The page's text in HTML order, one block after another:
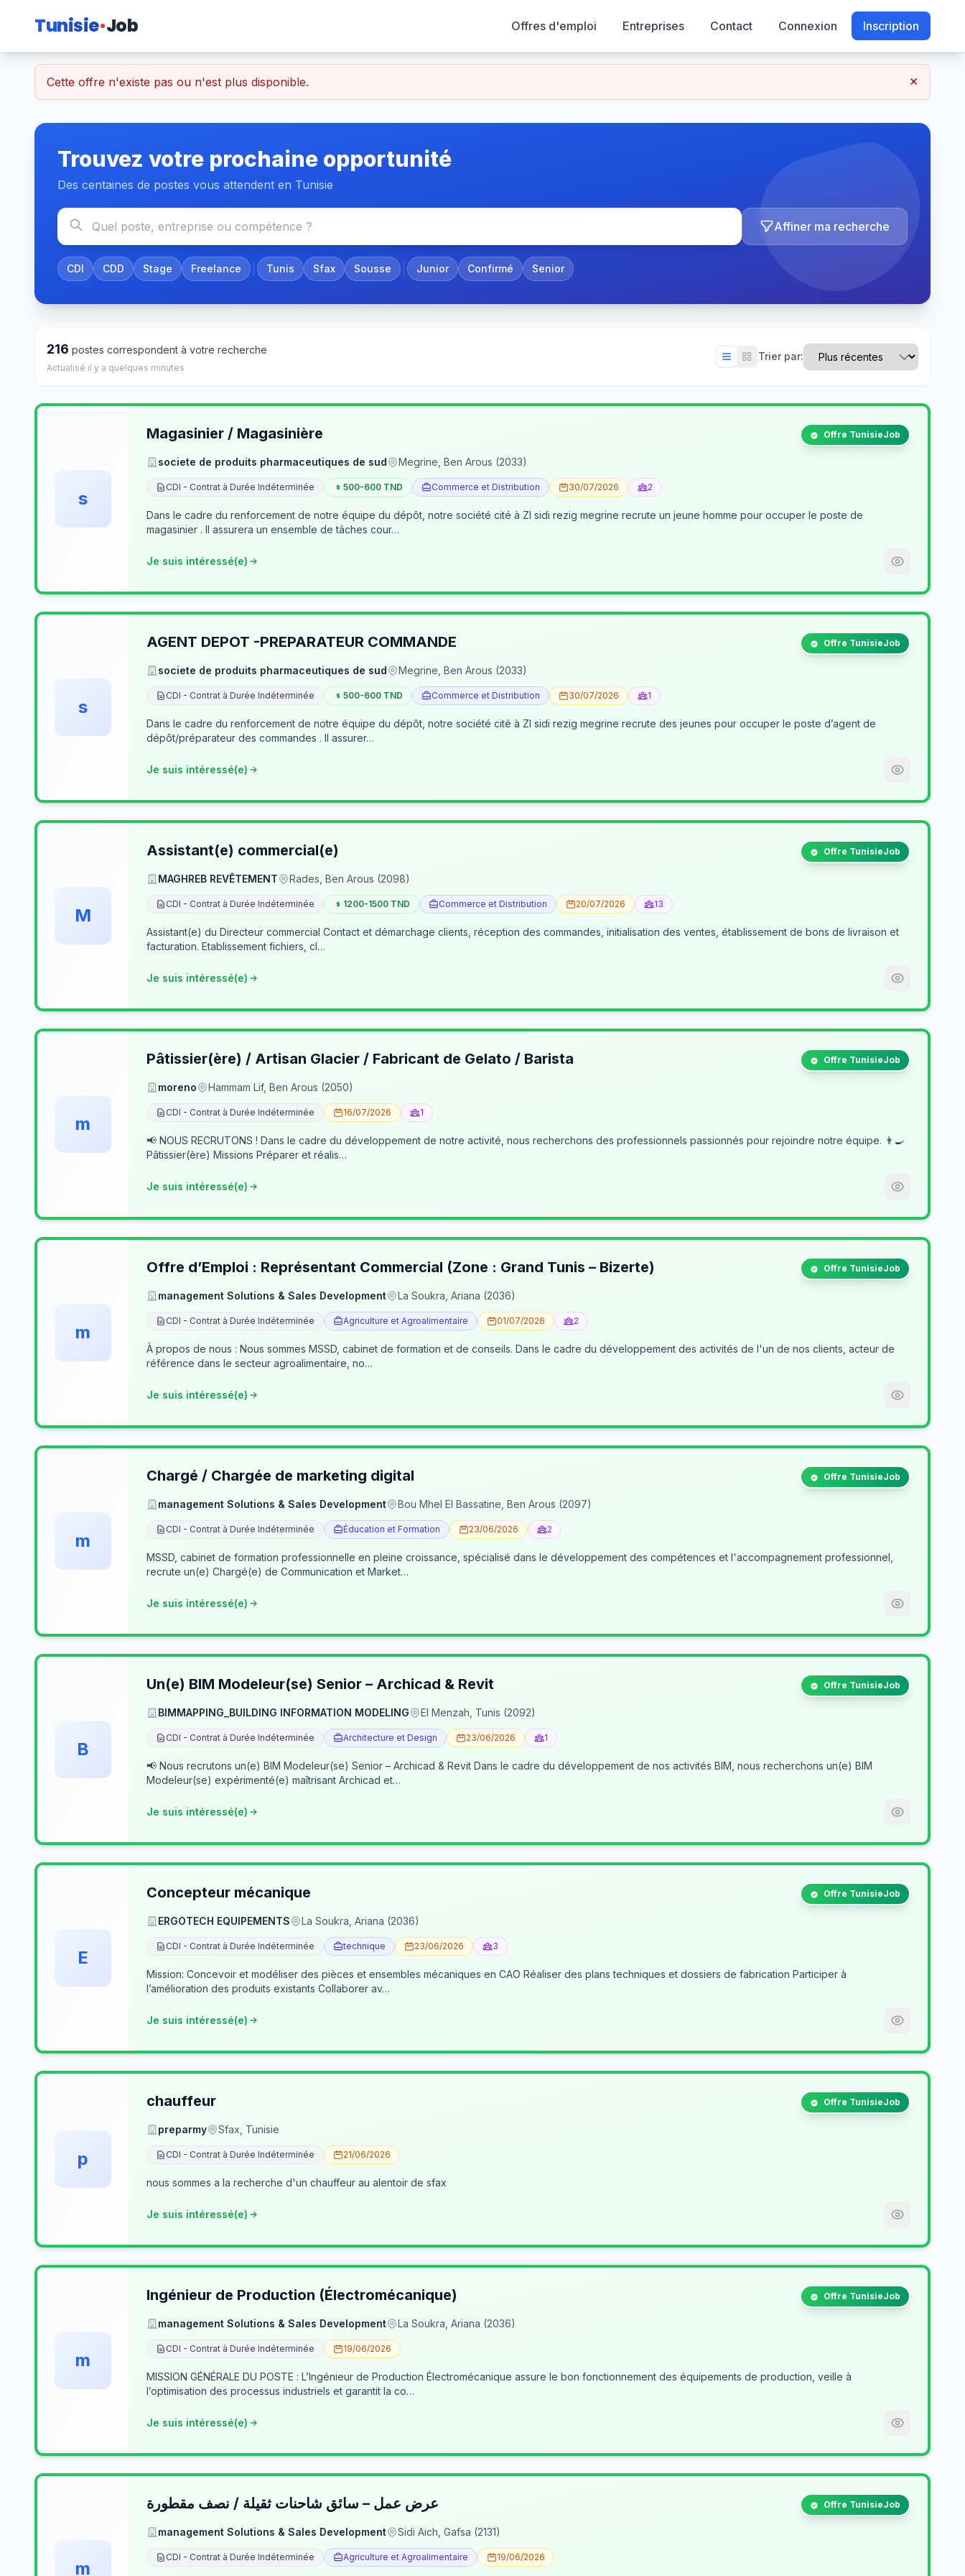
Tunisie Job Offres d'emploi Entreprises Contact Connexion Inscription
Cette offre n'existe pas ou n'est plus disponible. ×
Trouvez votre prochaine opportunité
Des centaines de postes vous attendent en Tunisie
Affiner ma recherche
CDI CDD Stage Freelance Tunis Sfax Sousse Junior Confirmé Senior
216 postes correspondent à votre recherche
Actualisé il y a quelques minutes
Trier par:
s
Magasinier / Magasinière Offre TunisieJob
societe de produits pharmaceutiques de sud Megrine, Ben Arous (2033)
CDI - Contrat à Durée Indéterminée 500-600 TND Commerce et Distribution 30/07/2026 2
Dans le cadre du renforcement de notre équipe du dépôt, notre société cité à ZI sidi rezig megrine recrute un jeune homme pour occuper le poste de
magasinier . Il assurera un ensemble de tâches cour…
Je suis intéressé(e)
s
AGENT DEPOT -PREPARATEUR COMMANDE Offre TunisieJob
societe de produits pharmaceutiques de sud Megrine, Ben Arous (2033)
CDI - Contrat à Durée Indéterminée 500-600 TND Commerce et Distribution 30/07/2026 1
Dans le cadre du renforcement de notre équipe du dépôt, notre société cité à ZI sidi rezig megrine recrute des jeunes pour occuper le poste d’agent de
dépôt/préparateur des commandes . Il assurer…
Je suis intéressé(e)
M
Assistant(e) commercial(e) Offre TunisieJob
MAGHREB REVÊTEMENT Rades, Ben Arous (2098)
CDI - Contrat à Durée Indéterminée 1200-1500 TND Commerce et Distribution 20/07/2026 13
Assistant(e) du Directeur commercial Contact et démarchage clients, réception des commandes, initialisation des ventes, établissement de bons de livraison et
facturation. Etablissement fichiers, cl…
Je suis intéressé(e)
m
Pâtissier(ère) / Artisan Glacier / Fabricant de Gelato / Barista Offre TunisieJob
moreno Hammam Lif, Ben Arous (2050)
CDI - Contrat à Durée Indéterminée 16/07/2026 1
📢 NOUS RECRUTONS ! Dans le cadre du développement de notre activité, nous recherchons des professionnels passionnés pour rejoindre notre équipe. 👨‍🍳
Pâtissier(ère) Missions Préparer et réalis…
Je suis intéressé(e)
m
Offre d’Emploi : Représentant Commercial (Zone : Grand Tunis – Bizerte) Offre TunisieJob
management Solutions & Sales Development La Soukra, Ariana (2036)
CDI - Contrat à Durée Indéterminée Agriculture et Agroalimentaire 01/07/2026 2
À propos de nous : Nous sommes MSSD, cabinet de formation et de conseils. Dans le cadre du développement des activités de l'un de nos clients, acteur de
référence dans le secteur agroalimentaire, no…
Je suis intéressé(e)
m
Chargé / Chargée de marketing digital Offre TunisieJob
management Solutions & Sales Development Bou Mhel El Bassatine, Ben Arous (2097)
CDI - Contrat à Durée Indéterminée Éducation et Formation 23/06/2026 2
MSSD, cabinet de formation professionnelle en pleine croissance, spécialisé dans le développement des compétences et l'accompagnement professionnel,
recrute un(e) Chargé(e) de Communication et Market…
Je suis intéressé(e)
B
Un(e) BIM Modeleur(se) Senior – Archicad & Revit Offre TunisieJob
BIMMAPPING_BUILDING INFORMATION MODELING El Menzah, Tunis (2092)
CDI - Contrat à Durée Indéterminée Architecture et Design 23/06/2026 1
📢 Nous recrutons un(e) BIM Modeleur(se) Senior – Archicad & Revit Dans le cadre du développement de nos activités BIM, nous recherchons un(e) BIM
Modeleur(se) expérimenté(e) maîtrisant Archicad et…
Je suis intéressé(e)
E
Concepteur mécanique Offre TunisieJob
ERGOTECH EQUIPEMENTS La Soukra, Ariana (2036)
CDI - Contrat à Durée Indéterminée technique 23/06/2026 3
Mission: Concevoir et modéliser des pièces et ensembles mécaniques en CAO Réaliser des plans techniques et dossiers de fabrication Participer à
l’amélioration des produits existants Collaborer av…
Je suis intéressé(e)
p
chauffeur Offre TunisieJob
preparmy Sfax, Tunisie
CDI - Contrat à Durée Indéterminée 21/06/2026
nous sommes a la recherche d'un chauffeur au alentoir de sfax
Je suis intéressé(e)
m
Ingénieur de Production (Électromécanique) Offre TunisieJob
management Solutions & Sales Development La Soukra, Ariana (2036)
CDI - Contrat à Durée Indéterminée 19/06/2026
MISSION GÉNÉRALE DU POSTE : L’Ingénieur de Production Électromécanique assure le bon fonctionnement des équipements de production, veille à
l’optimisation des processus industriels et garantit la co…
Je suis intéressé(e)
m
عرض عمل – سائق شاحنات ثقيلة / نصف مقطورة Offre TunisieJob
management Solutions & Sales Development Sidi Aich, Gafsa (2131)
CDI - Contrat à Durée Indéterminée Agriculture et Agroalimentaire 19/06/2026